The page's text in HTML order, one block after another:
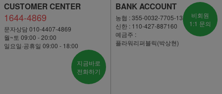
CUSTOMER CENTER
1644-4869
문자상담 010-4407-4869
월~토 09:00 - 20:00
일요일·공휴일 09:00 - 18:00
지금바로
전화하기
BANK ACCOUNT
농협 : 355-0032-7705-13
신한 : 110-427-887160
예금주 :
플라워리퍼블릭(박상현)
비회원
1:1 문의